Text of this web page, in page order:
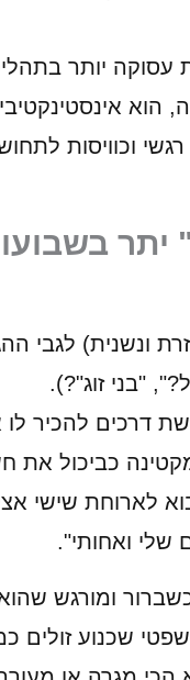
יותר
הוא
וכוויסות
יתר
ונשנית) לגבי
"בני זוג"?).
דרכים להכיר
כביכול את
לארוחת שישי
שלי ואחותי".
ומורגש
שכנוע זולים